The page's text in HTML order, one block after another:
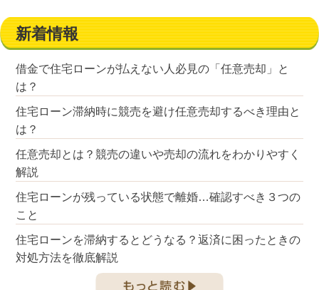
新着情報
借金で住宅ローンが払えない人必見の「任意売却」と
は？
住宅ローン滞納時に競売を避け任意売却するべき理由と
は？
任意売却とは？競売の違いや売却の流れをわかりやすく
解説
住宅ローンが残っている状態で離婚…確認すべき３つの
こと
住宅ローンを滞納するとどうなる？返済に困ったときの
対処方法を徹底解説